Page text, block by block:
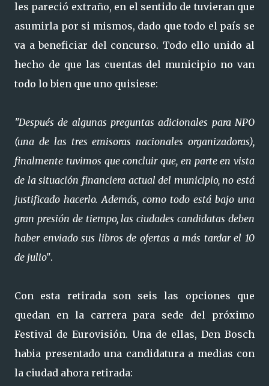
les pareció extraño, en el sentido de tuvieran que
asumirla por si mismos, dado que todo el país se
va a beneficiar del concurso. Todo ello unido al
hecho de que las cuentas del municipio no van
todo lo bien que uno quisiese:
"Después de algunas preguntas adicionales para NPO
(una de las tres emisoras nacionales organizadoras),
finalmente tuvimos que concluir que, en parte en vista
de la situación financiera actual del municipio, no está
justificado hacerlo. Además, como todo está bajo una
gran presión de tiempo, las ciudades candidatas deben
haber enviado sus libros de ofertas a más tardar el 10
de julio".
Con esta retirada son seis las opciones que
quedan en la carrera para sede del próximo
Festival de Eurovisión. Una de ellas, Den Bosch
habia presentado una candidatura a medias con
la ciudad ahora retirada: